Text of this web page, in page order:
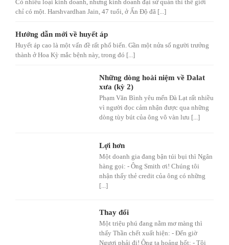
Có nhiều loại kinh doanh, nhưng kinh doanh đại sứ quán thì thế giới
chỉ có một. Harshvardhan Jain, 47 tuổi, ở Ấn Độ đã [...]
Hướng dẫn mới về huyết áp
Huyết áp cao là một vấn đề rất phổ biến. Gần một nửa số người trưởng
thành ở Hoa Kỳ mắc bệnh này, trong đó [...]
Những dòng hoài niệm về Dalat
xưa (kỳ 2)
Phạm Văn Bình yêu mến Đà Lạt rất nhiều
vì người đọc cảm nhận được qua những
dòng tùy bút của ông vô vàn lưu [...]
Lợi hơn
Một doanh gia đang bận túi bụi thì Ngân
hàng gọi: - Ông Smith ơi! Chúng tôi
nhận thấy thẻ credit của ông có những
[...]
Thay đổi
Một triệu phú đang nằm mơ màng thì
thấy Thần chết xuất hiện: - Đến giờ
Ngươi phải đi! Ông ta hoảng hốt: - Tôi